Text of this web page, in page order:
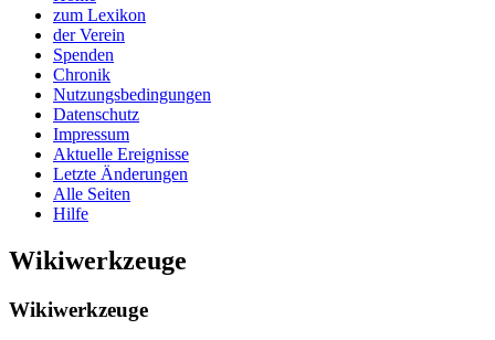
zum Lexikon
der Verein
Spenden
Chronik
Nutzungsbedingungen
Datenschutz
Impressum
Aktuelle Ereignisse
Letzte Änderungen
Alle Seiten
Hilfe
Wikiwerkzeuge
Wikiwerkzeuge